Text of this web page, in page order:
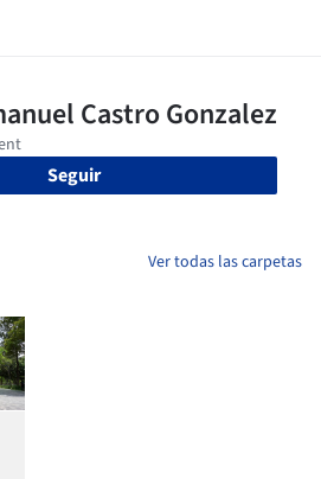
Seguir
Ver todas las carpetas